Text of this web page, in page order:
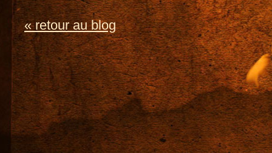
« retour au blog